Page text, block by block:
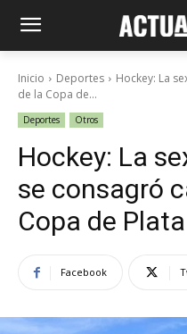
Inicio Deportes
Hockey: La
de la Copa de...
Deportes Otros
Hockey: La
se consagró
Copa de Plata
Facebook